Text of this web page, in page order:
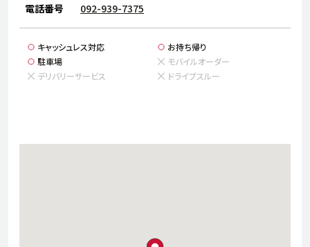
電話番号 092-939-7375
キャッシュレス対応
お持ち帰り
駐車場
モバイルオーダー
デリバリーサービス
ドライブスルー
map pin